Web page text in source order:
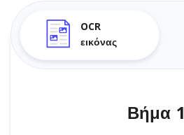
OCR
εικόνας
Βήμα 1